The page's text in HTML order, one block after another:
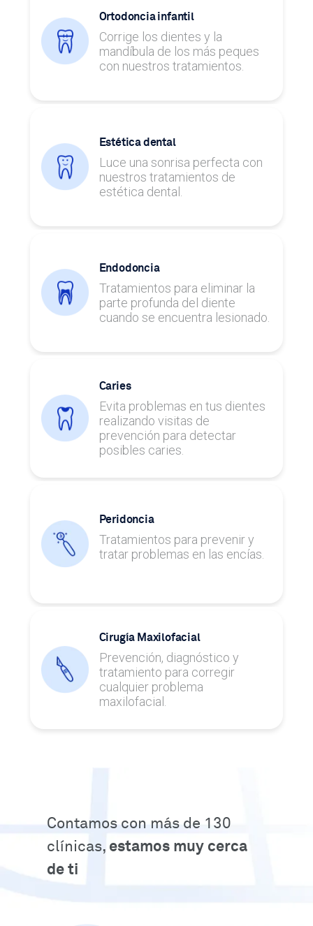
Ortodoncia infantil
Corrige los dientes y la
mandíbula de los más peques
con nuestros tratamientos.
Estética dental
Luce una sonrisa perfecta con
nuestros tratamientos de
estética dental.
Endodoncia
Tratamientos para eliminar la
parte profunda del diente
cuando se encuentra lesionado.
Caries
Evita problemas en tus dientes
realizando visitas de
prevención para detectar
posibles caries.
Peridoncia
Tratamientos para prevenir y
tratar problemas en las encías.
Cirugía Maxilofacial
Prevención, diagnóstico y
tratamiento para corregir
cualquier problema
maxilofacial.
Contamos con más de 130
clínicas, estamos muy cerca
de ti